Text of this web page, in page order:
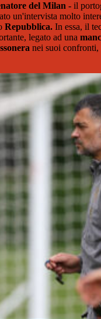
del Milan - il
un'intervista molto
Repubblica. In essa, il
legato ad una
nei suoi